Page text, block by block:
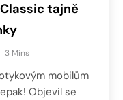
tajně
3 Mins
mobilům
Objevil se